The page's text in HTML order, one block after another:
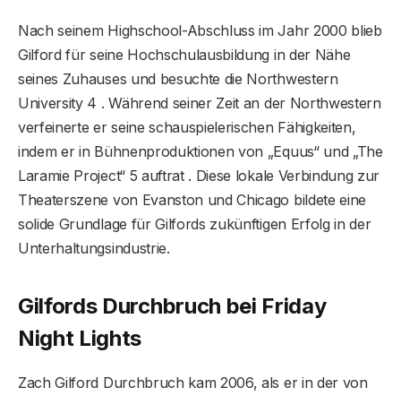
Nach seinem Highschool-Abschluss im Jahr 2000 blieb
Gilford für seine Hochschulausbildung in der Nähe
seines Zuhauses und besuchte die Northwestern
University 4 . Während seiner Zeit an der Northwestern
verfeinerte er seine schauspielerischen Fähigkeiten,
indem er in Bühnenproduktionen von „Equus“ und „The
Laramie Project“ 5 auftrat . Diese lokale Verbindung zur
Theaterszene von Evanston und Chicago bildete eine
solide Grundlage für Gilfords zukünftigen Erfolg in der
Unterhaltungsindustrie.
Gilfords Durchbruch bei Friday
Night Lights
Zach Gilford Durchbruch kam 2006, als er in der von